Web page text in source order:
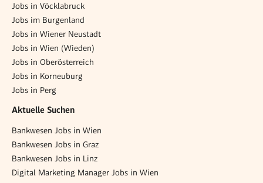
Jobs in Vöcklabruck
Jobs im Burgenland
Jobs in Wiener Neustadt
Jobs in Wien (Wieden)
Jobs in Oberösterreich
Jobs in Korneuburg
Jobs in Perg
Aktuelle Suchen
Bankwesen Jobs in Wien
Bankwesen Jobs in Graz
Bankwesen Jobs in Linz
Digital Marketing Manager Jobs in Wien